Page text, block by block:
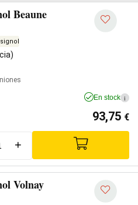
Beaune
En stock i
93,75 €
+
Volnay